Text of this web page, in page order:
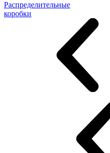
Распределительные
коробки